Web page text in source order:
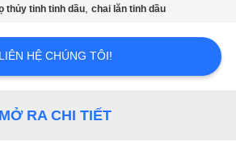
thủy tinh tinh dầu,chai lăn tinh dầu
LIÊN HỆ CHÚNG TÔI!
MỞ RA CHI TIẾT